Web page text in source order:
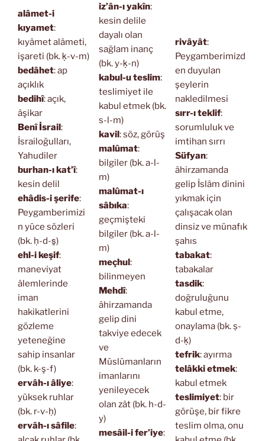
alâmet-i
kıyamet:
kıyâmet alâmeti,
işareti (bk. ḳ-v-m)
bedâhet: ap
açıklık
bedihî: açık,
âşikar
Benî İsrail:
İsrailoğulları,
Yahudiler
burhan-ı kat’î:
kesin delil
ehâdis-i şerife:
Peygamberimizi
n yüce sözleri
(bk. ḥ-d-s̱)
ehl-i keşif:
maneviyat
âlemlerinde
iman
hakikatlerini
gözleme
yeteneğine
sahip insanlar
(bk. k-ş-f)
ervâh-ı âliye:
yüksek ruhlar
(bk. r-v-ḥ)
ervâh-ı sâfile:
iz’ân-ı yakîn:
kesin delile
dayalı olan
sağlam inanç
(bk. y-ḳ-n)
kabul-u teslim:
teslimiyet ile
kabul etmek (bk.
s-l-m)
kavil: söz, görüş
malûmat:
bilgiler (bk. a-l-
m)
malûmat-ı
sâbıka:
geçmişteki
bilgiler (bk. a-l-
m)
meçhul:
bilinmeyen
Mehdî:
âhirzamanda
gelip dini
takviye edecek
ve
Müslümanların
imanlarını
yenileyecek
olan zât (bk. h-d-
y)
mesâil-i fer’iye:
rivâyât:
Peygamberimizd
en duyulan
şeylerin
nakledilmesi
sırr-ı teklif:
sorumluluk ve
imtihan sırrı
Süfyan:
âhirzamanda
gelip İslâm dinini
yıkmak için
çalışacak olan
dinsiz ve münafık
şahıs
tabakat:
tabakalar
tasdik:
doğruluğunu
kabul etme,
onaylama (bk. ṣ-
d-ḳ)
tefrik: ayırma
telâkki etmek:
kabul etmek
teslimiyet: bir
görüşe, bir fikre
teslim olma, onu